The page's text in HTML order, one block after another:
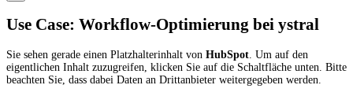
Use Case: Workflow-Optimierung bei ystral
Sie sehen gerade einen Platzhalterinhalt von HubSpot . Um auf den
eigentlichen Inhalt zuzugreifen, klicken Sie auf die Schaltfläche unten. Bitte
beachten Sie, dass dabei Daten an Drittanbieter weitergegeben werden.